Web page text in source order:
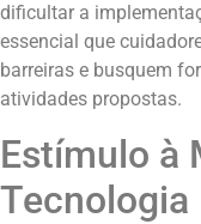
dificultar a
essencial que
barreiras e busquem
atividades propostas.
Estímulo à
Tecnologia